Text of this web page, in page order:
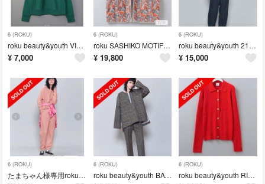
6 (ROKU)
roku beauty&youth VIRGINIA スウェット
¥ 7,000
6 (ROKU)
roku SASHIKO MOTIF JACQUARD VEST
¥ 19,800
6 (ROKU)
roku beauty&youth 21AW STRIPE JACKET 38
¥ 15,000
6 (ROKU)
たまちゃん様専用roku beauty&youth SWEAT PANTS 36
6 (ROKU)
roku beauty&youth BATTIK MOTIF PULLOVER
6 (ROKU)
roku beauty&youth RIB SHIRT CARDIGAN